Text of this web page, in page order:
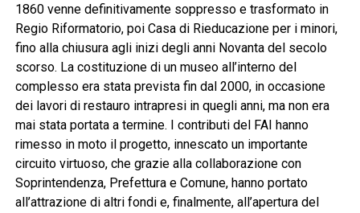
1860 venne definitivamente soppresso e trasformato in
Regio Riformatorio, poi Casa di Rieducazione per i minori,
fino alla chiusura agli inizi degli anni Novanta del secolo
scorso. La costituzione di un museo all’interno del
complesso era stata prevista fin dal 2000, in occasione
dei lavori di restauro intrapresi in quegli anni, ma non era
mai stata portata a termine. I contributi del FAI hanno
rimesso in moto il progetto, innescato un importante
circuito virtuoso, che grazie alla collaborazione con
Soprintendenza, Prefettura e Comune, hanno portato
all’attrazione di altri fondi e, finalmente, all’apertura del